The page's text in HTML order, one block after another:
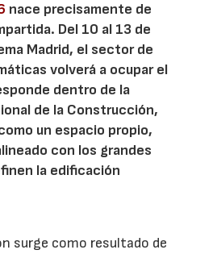
nace precisamente de
Del 10 al 13 de
Madrid, el sector de
volverá a ocupar el
dentro de la
de la Construcción,
un espacio propio,
con los grandes
la edificación
surge como resultado de